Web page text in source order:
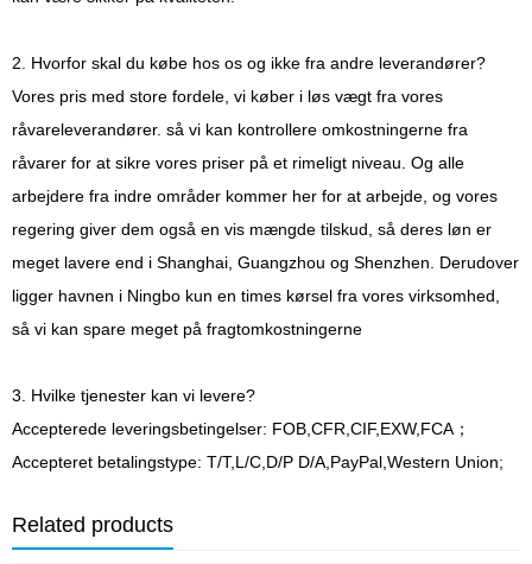
2. Hvorfor skal du købe hos os og ikke fra andre leverandører?
Vores pris med store fordele, vi køber i løs vægt fra vores
råvareleverandører. så vi kan kontrollere omkostningerne fra
råvarer for at sikre vores priser på et rimeligt niveau. Og alle
arbejdere fra indre områder kommer her for at arbejde, og vores
regering giver dem også en vis mængde tilskud, så deres løn er
meget lavere end i Shanghai, Guangzhou og Shenzhen. Derudover
ligger havnen i Ningbo kun en times kørsel fra vores virksomhed,
så vi kan spare meget på fragtomkostningerne
3. Hvilke tjenester kan vi levere?
Accepterede leveringsbetingelser: FOB,CFR,CIF,EXW,FCA；
Accepteret betalingstype: T/T,L/C,D/P D/A,PayPal,Western Union;
Related products